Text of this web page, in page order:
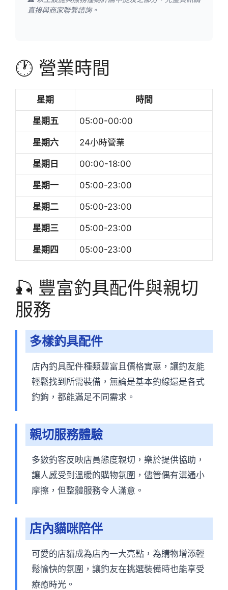
直接與商家聯繫諮詢。
🕐 營業時間
星期 時間
星期五 05:00-00:00
星期六 24小時營業
星期日 00:00-18:00
星期一 05:00-23:00
星期二 05:00-23:00
星期三 05:00-23:00
星期四 05:00-23:00
🎣 豐富釣具配件與親切
服務
多樣釣具配件
店內釣具配件種類豐富且價格實惠，讓釣友能
輕鬆找到所需裝備，無論是基本釣線還是各式
釣鉤，都能滿足不同需求。
親切服務體驗
多數釣客反映店員態度親切，樂於提供協助，
讓人感受到溫暖的購物氛圍，儘管偶有溝通小
摩擦，但整體服務令人滿意。
店內貓咪陪伴
可愛的店貓成為店內一大亮點，為購物增添輕
鬆愉快的氛圍，讓釣友在挑選裝備時也能享受
療癒時光。